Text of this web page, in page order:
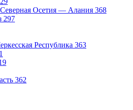
Осетия — Алания 368
297
Республика 363
362